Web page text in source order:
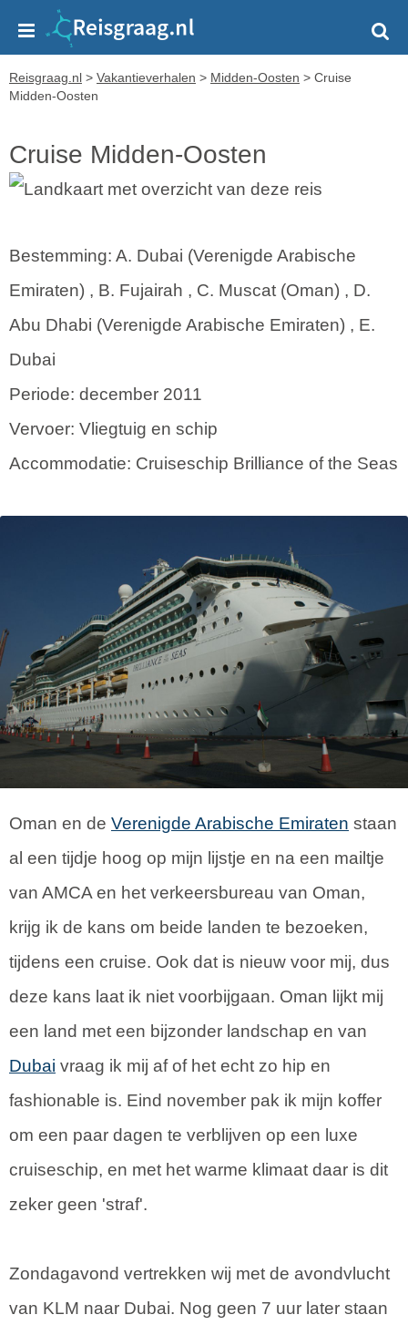
Reisgraag.nl > Vakantieverhalen > Midden-Oosten > Cruise
Midden-Oosten
Cruise Midden-Oosten
Bestemming: A. Dubai (Verenigde Arabische
Emiraten) , B. Fujairah , C. Muscat (Oman) , D.
Abu Dhabi (Verenigde Arabische Emiraten) , E.
Dubai
Periode: december 2011
Vervoer: Vliegtuig en schip
Accommodatie: Cruiseschip Brilliance of the Seas
Oman en de Verenigde Arabische Emiraten staan
al een tijdje hoog op mijn lijstje en na een mailtje
van AMCA en het verkeersbureau van Oman,
krijg ik de kans om beide landen te bezoeken,
tijdens een cruise. Ook dat is nieuw voor mij, dus
deze kans laat ik niet voorbijgaan. Oman lijkt mij
een land met een bijzonder landschap en van
Dubai vraag ik mij af of het echt zo hip en
fashionable is. Eind november pak ik mijn koffer
om een paar dagen te verblijven op een luxe
cruiseschip, en met het warme klimaat daar is dit
zeker geen 'straf'.
Zondagavond vertrekken wij met de avondvlucht
van KLM naar Dubai. Nog geen 7 uur later staan